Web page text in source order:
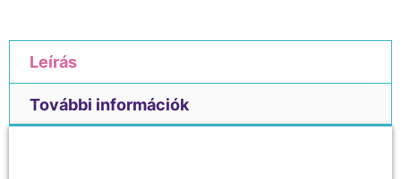
Leírás
További információk